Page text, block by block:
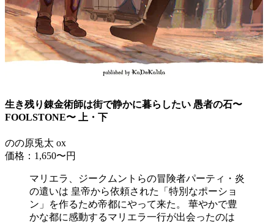
生き残り錬金術師は街で静かに暮らしたい 愚者の石〜
FOOLSTONE〜 上・下
のの原兎太 ox
価格：1,650〜円
マリエラ、ジークムントらの冒険者パーティ・炎
の遣いは 皇帝から依頼された「特別なポーショ
ン」を作るため帝都にやって来た。 華やかで豊
かな都に感動するマリエラ一行が出会ったのは